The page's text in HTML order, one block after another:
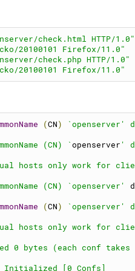
public html site"
check.html HTTP/1.0"
20100101 Firefox/11.0"
check.php HTTP/1.0"
20100101 Firefox/11.0"
(CN )
`openserver' d
(CN) ` openserver ' d
hosts only work for clie
(CN) `openserver'
d
(CN )
`openserver' d
hosts only work for clie
0 bytes (each conf takes
- Initialized [0 Confs]